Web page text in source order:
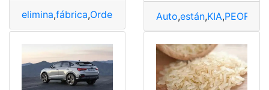
elimina,fábrica,Ordenador Restablecer,todos ,Virus
Auto,están,KIA,PEOR